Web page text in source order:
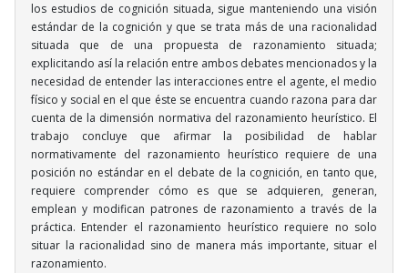
los estudios de cognición situada, sigue manteniendo una visión
estándar de la cognición y que se trata más de una racionalidad
situada que de una propuesta de razonamiento situada;
explicitando así la relación entre ambos debates mencionados y la
necesidad de entender las interacciones entre el agente, el medio
físico y social en el que éste se encuentra cuando razona para dar
cuenta de la dimensión normativa del razonamiento heurístico. El
trabajo concluye que afirmar la posibilidad de hablar
normativamente del razonamiento heurístico requiere de una
posición no estándar en el debate de la cognición, en tanto que,
requiere comprender cómo es que se adquieren, generan,
emplean y modifican patrones de razonamiento a través de la
práctica. Entender el razonamiento heurístico requiere no solo
situar la racionalidad sino de manera más importante, situar el
razonamiento.